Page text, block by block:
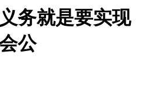
务就是要实现
公